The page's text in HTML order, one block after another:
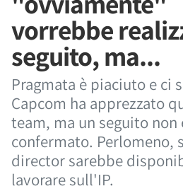
vorrebbe
seguito, ma...
Pragmata è piaciuto e ci
Capcom ha apprezzato
team, ma un seguito non
confermato. Perlomeno,
director sarebbe
lavorare sull'IP.